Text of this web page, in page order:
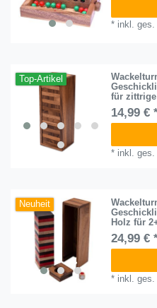
* inkl. ges.
Top-Artikel
für zittrige
14,99 €
* inkl. ges.
Neuheit
Holz für
24,99 €
* inkl. ges.